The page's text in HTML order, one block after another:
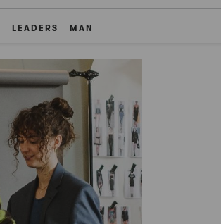
LEADERS MAN